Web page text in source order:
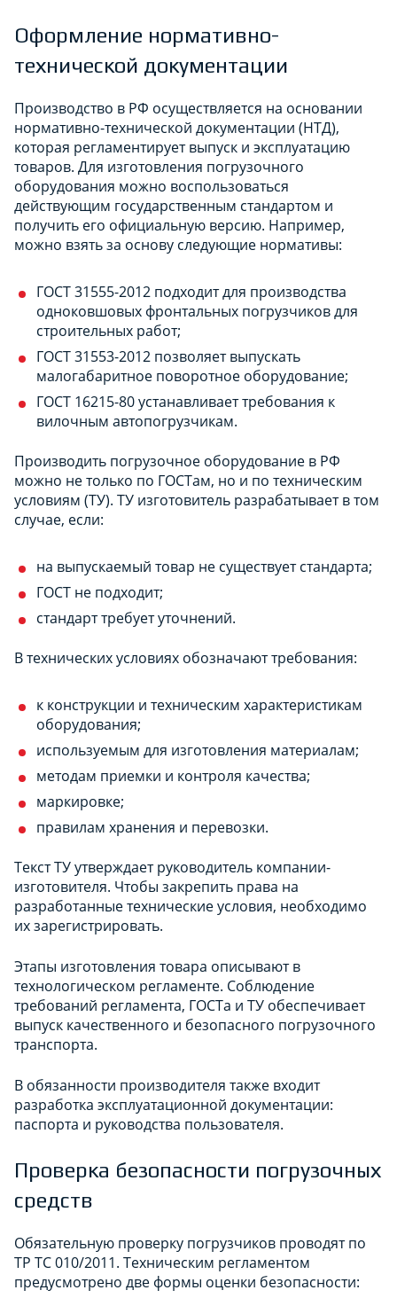
Оформление нормативно-
технической документации
Производство в РФ осуществляется на основании
нормативно-технической документации (НТД),
которая регламентирует выпуск и эксплуатацию
товаров. Для изготовления погрузочного
оборудования можно воспользоваться
действующим государственным стандартом и
получить его официальную версию. Например,
можно взять за основу следующие нормативы:
ГОСТ 31555-2012 подходит для производства
одноковшовых фронтальных погрузчиков для
строительных работ;
ГОСТ 31553-2012 позволяет выпускать
малогабаритное поворотное оборудование;
ГОСТ 16215-80 устанавливает требования к
вилочным автопогрузчикам.
Производить погрузочное оборудование в РФ
можно не только по ГОСТам, но и по техническим
условиям (ТУ). ТУ изготовитель разрабатывает в том
случае, если:
на выпускаемый товар не существует стандарта;
ГОСТ не подходит;
стандарт требует уточнений.
В технических условиях обозначают требования:
к конструкции и техническим характеристикам
оборудования;
используемым для изготовления материалам;
методам приемки и контроля качества;
маркировке;
правилам хранения и перевозки.
Текст ТУ утверждает руководитель компании-
изготовителя. Чтобы закрепить права на
разработанные технические условия, необходимо
их зарегистрировать.
Этапы изготовления товара описывают в
технологическом регламенте. Соблюдение
требований регламента, ГОСТа и ТУ обеспечивает
выпуск качественного и безопасного погрузочного
транспорта.
В обязанности производителя также входит
разработка эксплуатационной документации:
паспорта и руководства пользователя.
Проверка безопасности погрузочных
средств
Обязательную проверку погрузчиков проводят по
ТР ТС 010/2011. Техническим регламентом
предусмотрено две формы оценки безопасности: